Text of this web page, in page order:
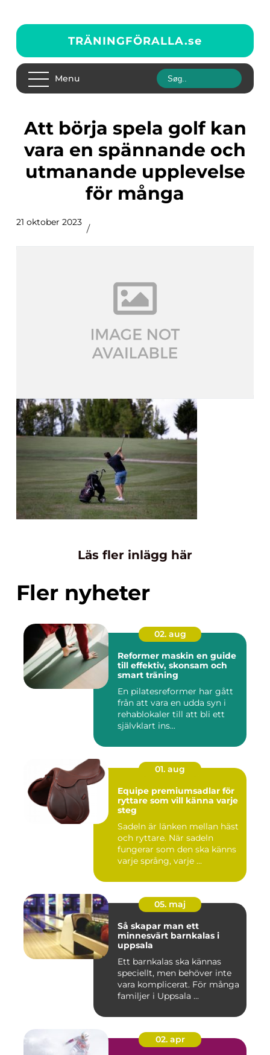
TRÄNINGFÖRALLA.se
Menu
Att börja spela golf kan
vara en spännande och
utmanande upplevelse
för många
21 oktober 2023
Läs fler inlägg här
Fler nyheter
02. aug
Reformer maskin en guide
till effektiv, skonsam och
smart träning
En pilatesreformer har gått
från att vara en udda syn i
rehablokaler till att bli ett
självklart ins...
01. aug
Equipe premiumsadlar för
ryttare som vill känna varje
steg
Sadeln är länken mellan häst
och ryttare. När sadeln
fungerar som den ska känns
varje språng, varje ...
05. maj
Så skapar man ett
minnesvärt barnkalas i
uppsala
Ett barnkalas ska kännas
speciellt, men behöver inte
vara komplicerat. För många
familjer i Uppsala ...
02. apr